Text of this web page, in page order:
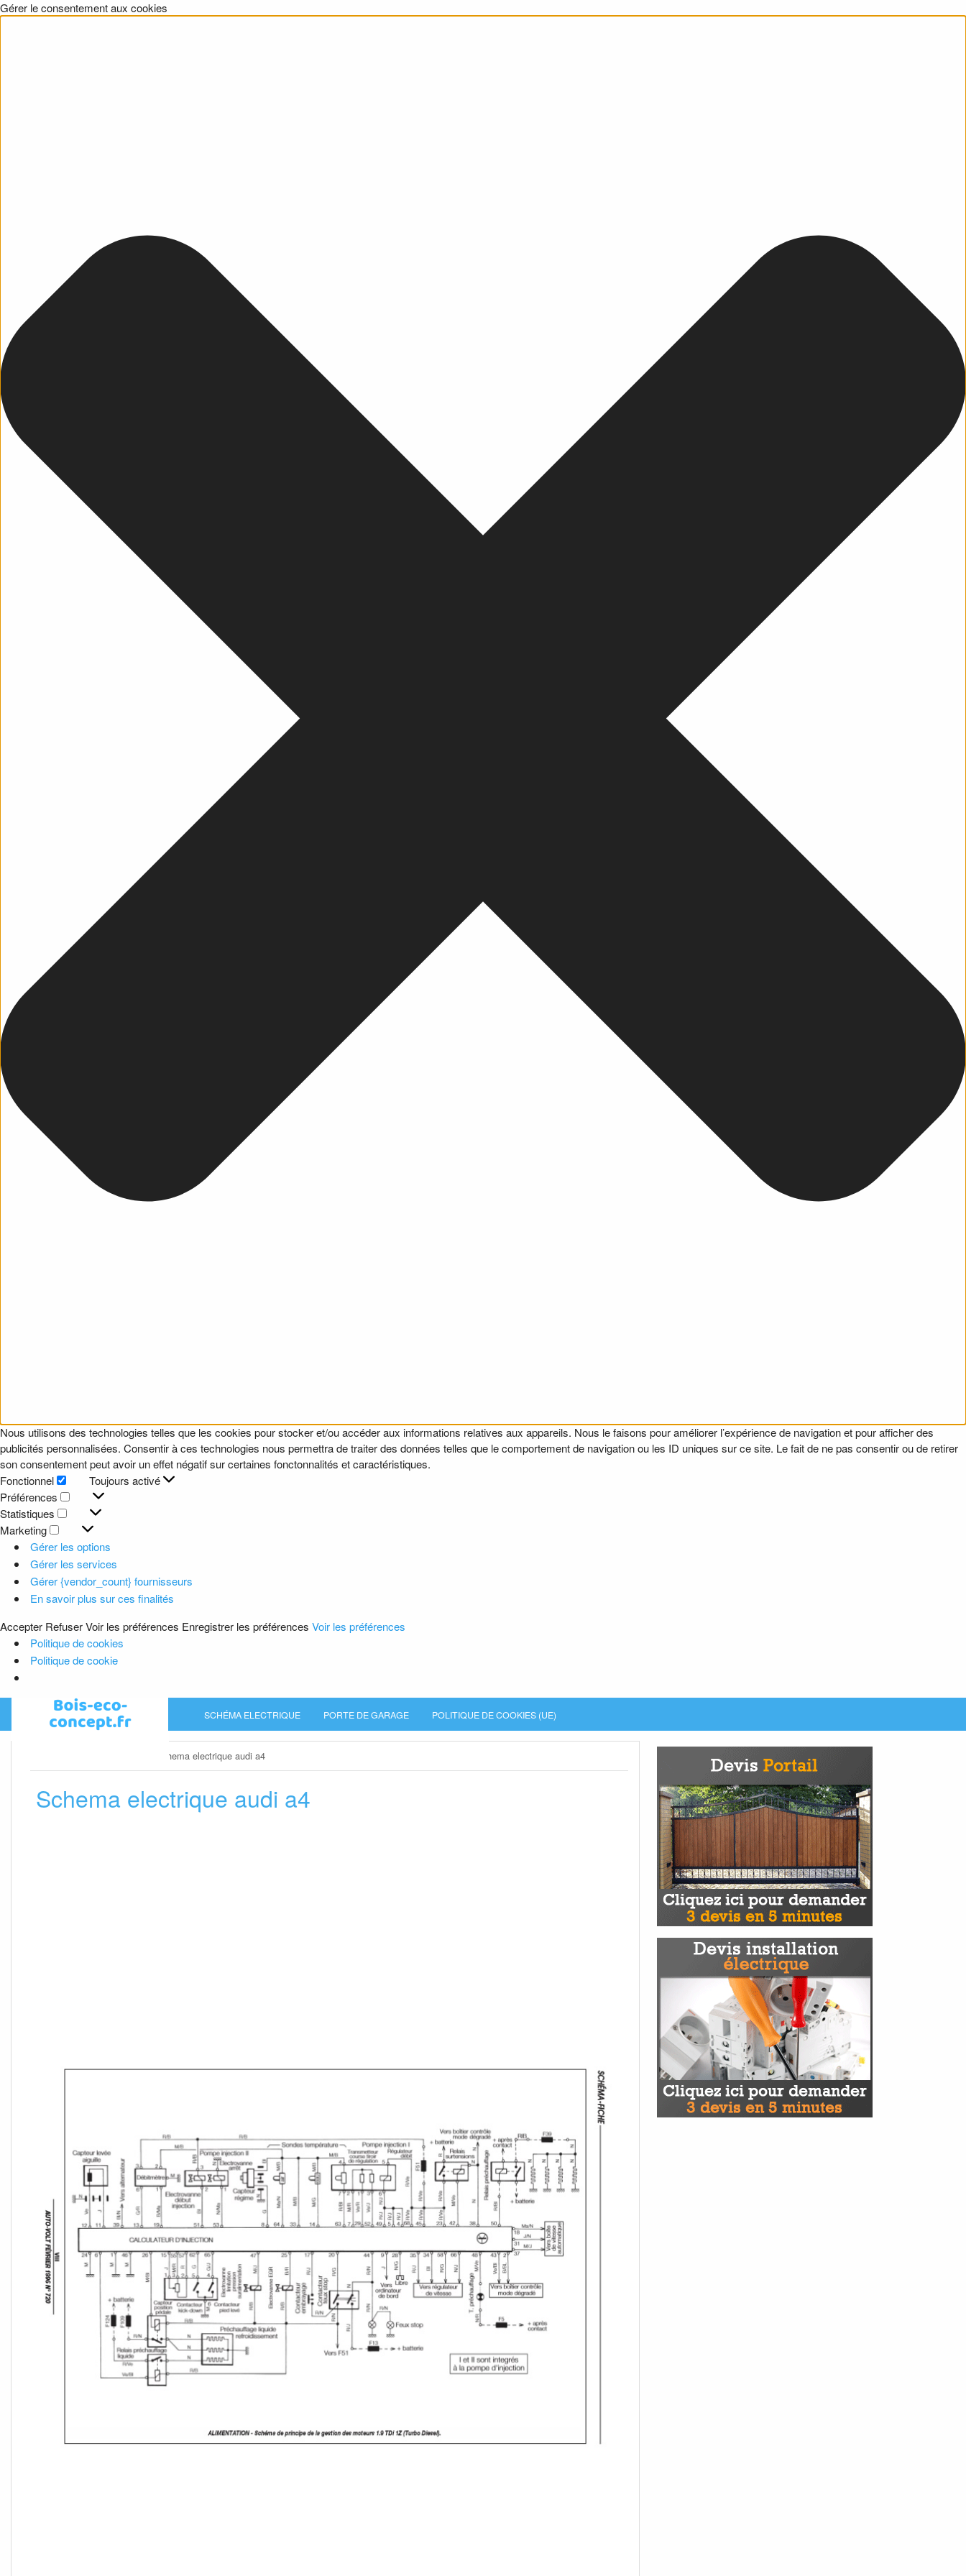
Gérer le consentement aux cookies
Nous utilisons des technologies telles que les cookies pour stocker et/ou accéder aux informations relatives aux appareils. Nous le faisons pour améliorer l’expérience de navigation et pour afficher des
publicités personnalisées. Consentir à ces technologies nous permettra de traiter des données telles que le comportement de navigation ou les ID uniques sur ce site. Le fait de ne pas consentir ou de retirer
son consentement peut avoir un effet négatif sur certaines fonctonnalités et caractéristiques.
Fonctionnel
Fonctionnel
Toujours activé
Préférences
Préférences
Statistiques
Statistiques
Marketing
Marketing
Gérer les options
Gérer les services
Gérer {vendor_count} fournisseurs
En savoir plus sur ces finalités
Accepter RefuserVoir les préférences Enregistrer les préférences Voir les préférences
Politique de cookies
Politique de cookie
SCHÉMA ELECTRIQUE PORTE DE GARAGE POLITIQUE DE COOKIES (UE)
Schema electrique audi a4
Schema electrique audi a4